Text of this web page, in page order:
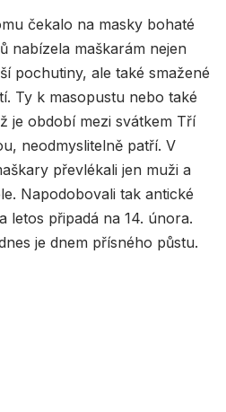
čekalo na masky bohaté
nabízela maškarám nejen
pochutiny, ale také smažené
Ty k masopustu nebo také
je období mezi svátkem Tří
neodmyslitelně patří. V
převlékali jen muži a
Napodobovali tak antické
letos připadá na 14. února.
je dnem přísného půstu.